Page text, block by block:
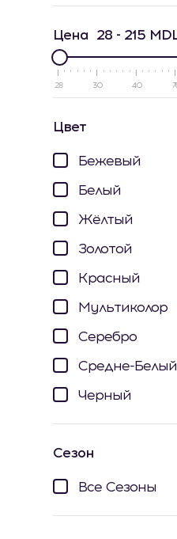
Цена 28 - 215
28 30 40
Цвет
Бежевый
Белый
Жёлтый
Золотой
Красный
Мультиколор
Серебро
Средне-Белый
Черный
Сезон
Все Сезоны